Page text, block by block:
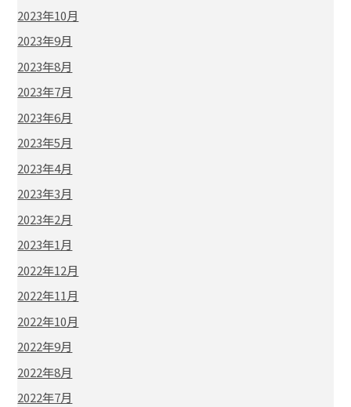
2023年10月
2023年9月
2023年8月
2023年7月
2023年6月
2023年5月
2023年4月
2023年3月
2023年2月
2023年1月
2022年12月
2022年11月
2022年10月
2022年9月
2022年8月
2022年7月